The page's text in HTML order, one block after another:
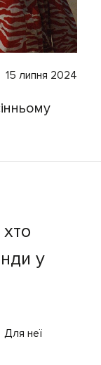
15 липня 2024
у
Для неї